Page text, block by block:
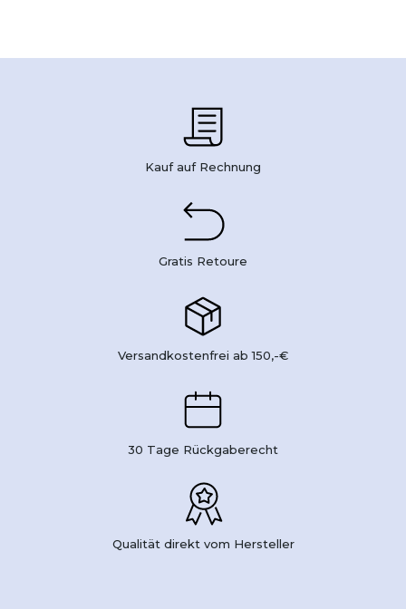
Kauf auf Rechnung
Gratis Retoure
Versandkostenfrei ab 150,-€
30 Tage Rückgaberecht
Qualität direkt vom Hersteller